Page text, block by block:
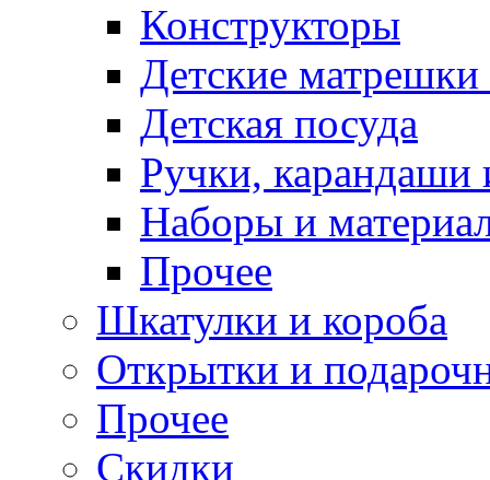
Конструкторы
Детские
Детская посуда
Ручки,
Наборы и
Прочее
Шкатулки и короба
Открытки и
Прочее
Скидки